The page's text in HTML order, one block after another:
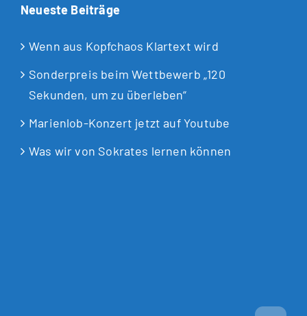
Neueste Beiträge
Wenn aus Kopfchaos Klartext wird
Sonderpreis beim Wettbewerb „120
Sekunden, um zu überleben“
Marienlob-Konzert jetzt auf Youtube
Was wir von Sokrates lernen können